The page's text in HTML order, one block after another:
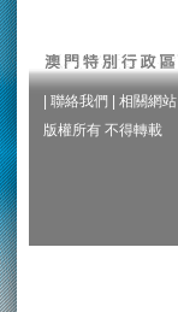
聯絡我們 相關網站
版權所有 不得轉載